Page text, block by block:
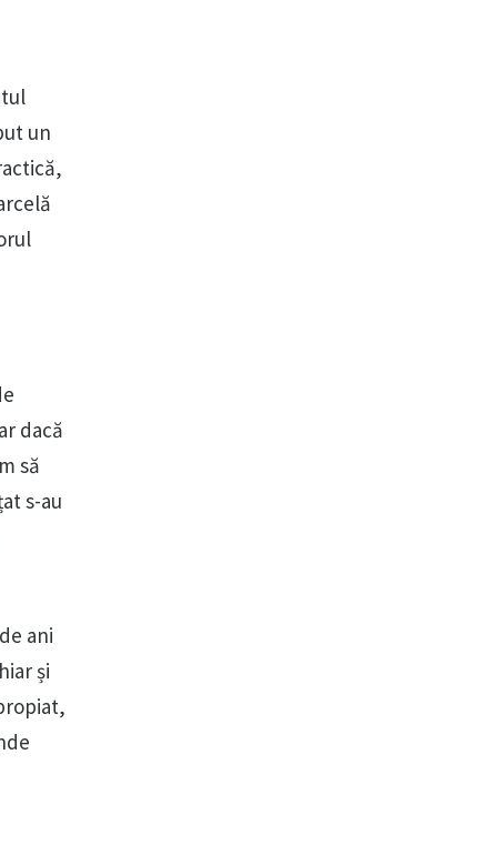
un
dacă
să
s-au
ani
și